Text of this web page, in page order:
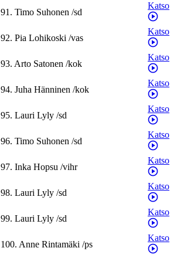
91. Timo Suhonen /sd
Katso
92. Pia Lohikoski /vas
Katso
93. Arto Satonen /kok
Katso
94. Juha Hänninen /kok
Katso
95. Lauri Lyly /sd
Katso
96. Timo Suhonen /sd
Katso
97. Inka Hopsu /vihr
Katso
98. Lauri Lyly /sd
Katso
99. Lauri Lyly /sd
Katso
100. Anne Rintamäki /ps
Katso